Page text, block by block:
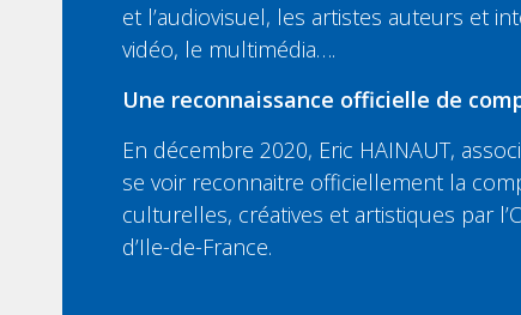
et l’audiovisuel, les artistes auteurs et
vidéo, le multimédia….
Une reconnaissance officielle de
En décembre 2020, Eric HAINAUT,
se voir reconnaitre officiellement la
culturelles, créatives et artistiques par
d’Ile-de-France.